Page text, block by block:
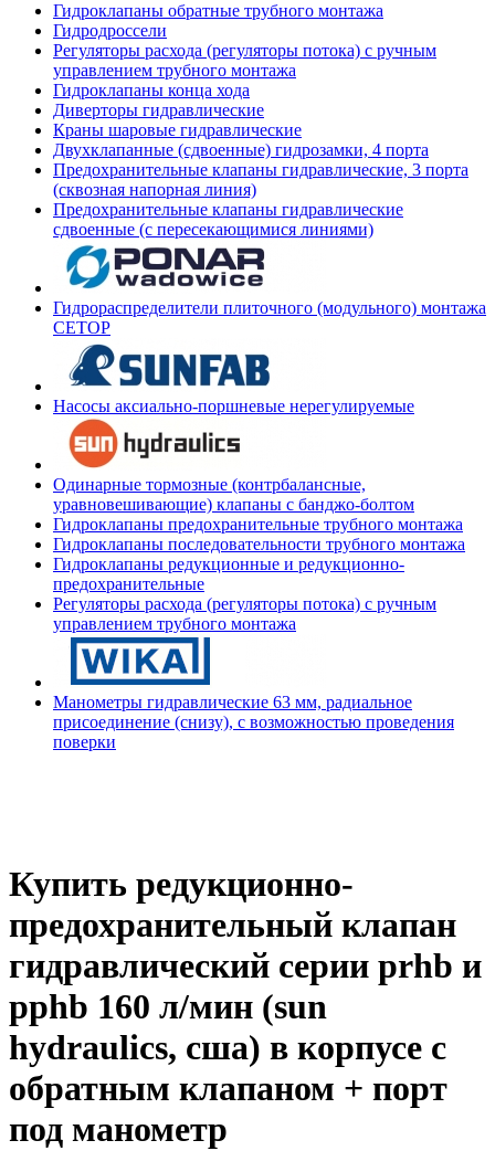
Гидроклапаны обратные трубного монтажа
Гидродроссели
Регуляторы расхода (регуляторы потока) с ручным
управлением трубного монтажа
Гидроклапаны конца хода
Диверторы гидравлические
Краны шаровые гидравлические
Двухклапанные (сдвоенные) гидрозамки, 4 порта
Предохранительные клапаны гидравлические, 3 порта
(сквозная напорная линия)
Предохранительные клапаны гидравлические
сдвоенные (с пересекающимися линиями)
Гидрораспределители плиточного (модульного) монтажа
СЕТОР
Насосы аксиально-поршневые нерегулируемые
Одинарные тормозные (контрбалансные,
уравновешивающие) клапаны с банджо-болтом
Гидроклапаны предохранительные трубного монтажа
Гидроклапаны последовательности трубного монтажа
Гидроклапаны редукционные и редукционно-
предохранительные
Регуляторы расхода (регуляторы потока) с ручным
управлением трубного монтажа
Манометры гидравлические 63 мм, радиальное
присоединение (снизу), с возможностью проведения
поверки
Купить редукционно-
предохранительный клапан
гидравлический серии prhb и
pphb 160 л/мин (sun
hydraulics, сша) в корпусе с
обратным клапаном + порт
под манометр